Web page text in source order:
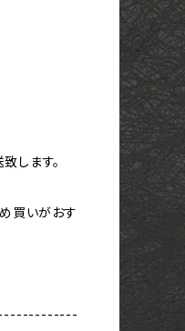
します。
買いがおす